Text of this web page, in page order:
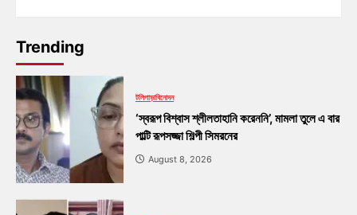
Trending
টলিপাড়াবিনোদন
‘স্বরূপ বিশ্বাস শ্লীলতাহানি করেননি’, মামলা তুলে এ বার
পাল্টি রূপসজ্জা শিল্পী সিমরনের
August 8, 2026